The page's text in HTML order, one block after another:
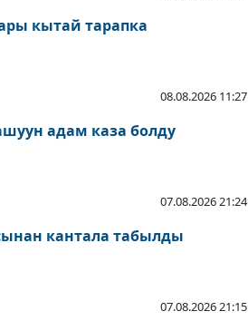
кытай тарапка
08.08.2026 11:27
адам каза болду
07.08.2026 21:24
кантала табылды
07.08.2026 21:15